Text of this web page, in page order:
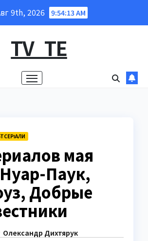
9th, 2026 9:54:14 AM
TV_TE
мая
Паук,
Добрые
Олександр Дихтярук